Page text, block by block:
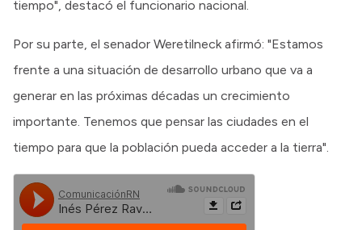
tiempo", destacó el funcionario nacional.
Por su parte, el senador Weretilneck afirmó: "Estamos
frente a una situación de desarrollo urbano que va a
generar en las próximas décadas un crecimiento
importante. Tenemos que pensar las ciudades en el
tiempo para que la población pueda acceder a la tierra".